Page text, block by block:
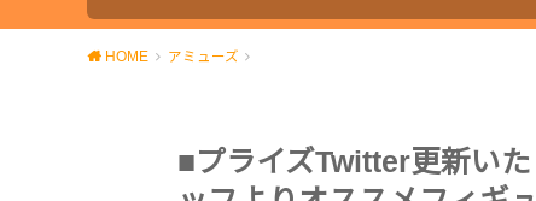
HOME アミューズ
■プライズTwitter更新い